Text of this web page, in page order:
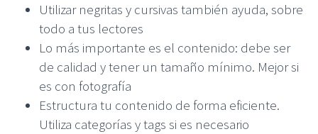
Utilizar negritas y cursivas también ayuda, sobre
todo a tus lectores
Lo más importante es el contenido: debe ser
de calidad y tener un tamaño mínimo. Mejor si
es con fotografía
Estructura tu contenido de forma eficiente.
Utiliza categorías y tags si es necesario